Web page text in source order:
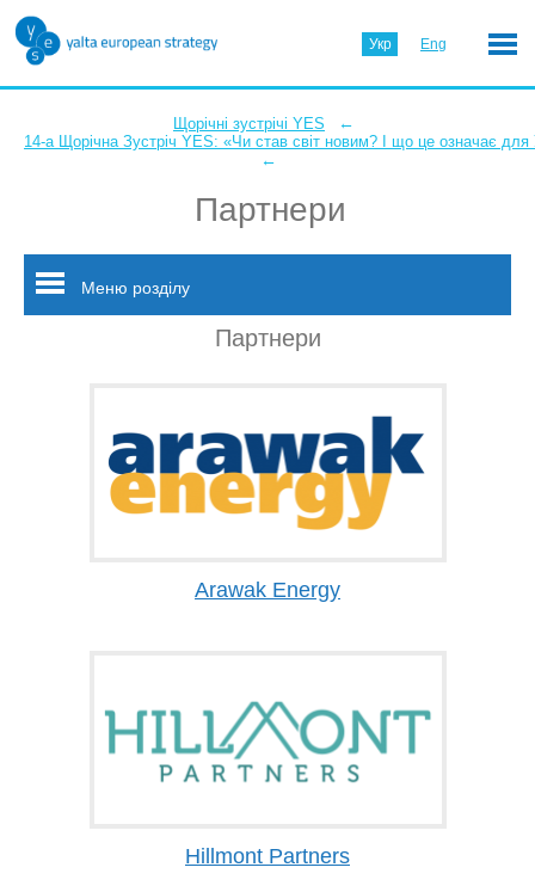
Укр Eng
Щорічні зустрічі YES ←
14-а Щорічна Зустріч YES: «Чи став світ новим? І що це означає для
←
Партнери
Меню розділу
Партнери
Arawak Energy
Hillmont Partners